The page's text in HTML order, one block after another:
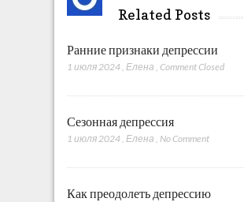
Related Posts
Ранние признаки депрессии
1 июля 2024 Елена Comment Closed
Сезонная депрессия
1 июля 2024 Елена No Comment
Как преодолеть депрессию